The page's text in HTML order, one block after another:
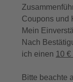
Coupons und
Mein
Nach
ich einen 10
Bitte beachte